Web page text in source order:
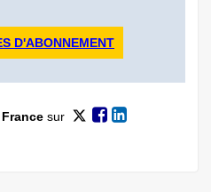
D'ABONNEMENT
sur